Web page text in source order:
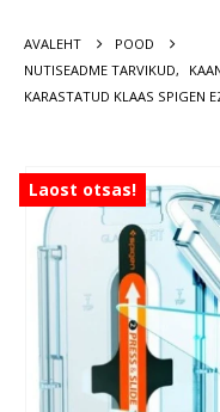
AVALEHT
POOD
NUTISEADME TARVIKUD,
KARASTATUD KLAAS SPIGEN
Laost otsas!